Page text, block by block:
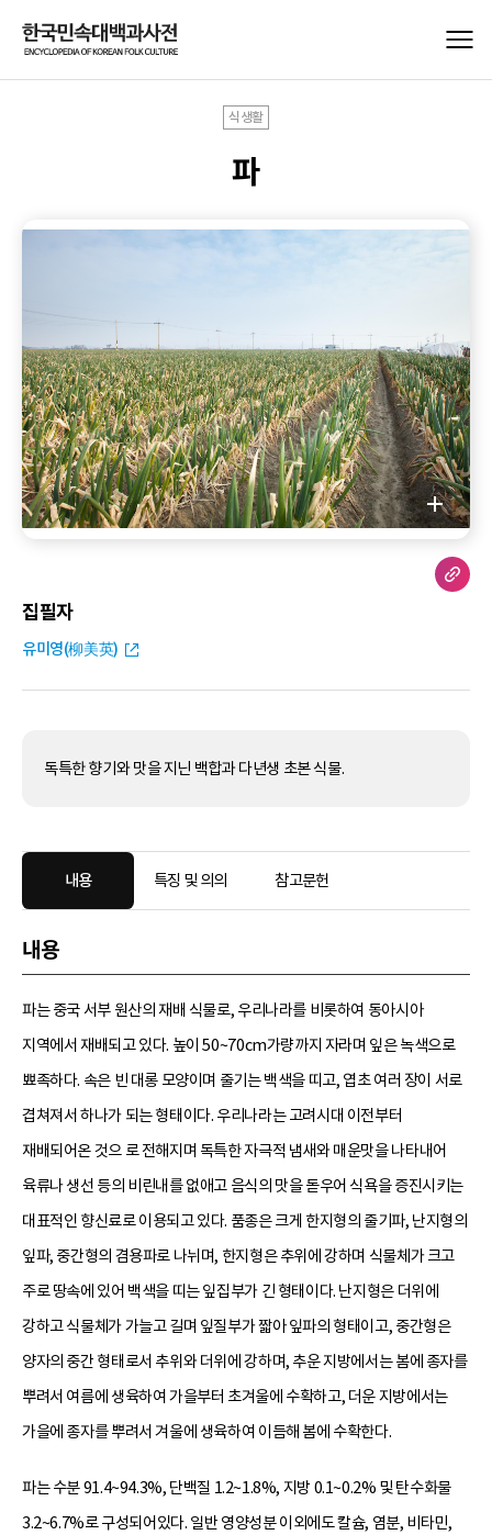
식생활
파
집필자
유미영(柳美英)
독특한 향기와 맛을 지닌 백합과 다년생 초본 식물.
내용 특징 및 의의 참고문헌
내용
파는 중국 서부 원산의 재배 식물로, 우리나라를 비롯하여 동아시아
지역에서 재배되고 있다. 높이 50~70cm가량까지 자라며 잎은 녹색으로
뾰족하다. 속은 빈 대롱 모양이며 줄기는 백색을 띠고, 엽초 여러 장이 서로
겹쳐져서 하나가 되는 형태이다. 우리나라는 고려시대 이전부터
재배되어온 것으 로 전해지며 독특한 자극적 냄새와 매운맛을 나타내어
육류나 생선 등의 비린내를 없애고 음식의 맛을 돋우어 식욕을 증진시키는
대표적인 향신료로 이용되고 있다. 품종은 크게 한지형의 줄기파, 난지형의
잎파, 중간형의 겸용파로 나뉘며, 한지형은 추위에 강하며 식물체가 크고
주로 땅속에 있어 백색을 띠는 잎집부가 긴 형태이다. 난지형은 더위에
강하고 식물체가 가늘고 길며 잎질부가 짧아 잎파의 형태이고, 중간형은
양자의 중간 형태로서 추위와 더위에 강하며, 추운 지방에서는 봄에 종자를
뿌려서 여름에 생육하여 가을부터 초겨울에 수확하고, 더운 지방에서는
가을에 종자를 뿌려서 겨울에 생육하여 이듬해 봄에 수확한다.
파는 수분 91.4~94.3%, 단백질 1.2~1.8%, 지방 0.1~0.2% 및 탄수화물
3.2~6.7%로 구성되어있다. 일반 영양성분 이외에도 칼슘, 염분, 비타민,